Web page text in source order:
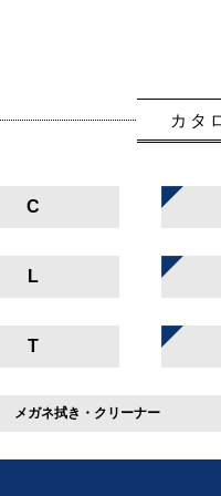
カタ
C
L
T
メガネ拭き・クリーナー